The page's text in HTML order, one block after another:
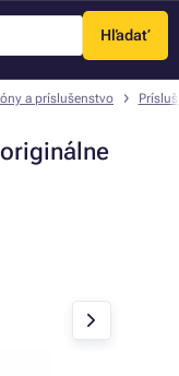
Hľadať
Menu
a príslušenstvo